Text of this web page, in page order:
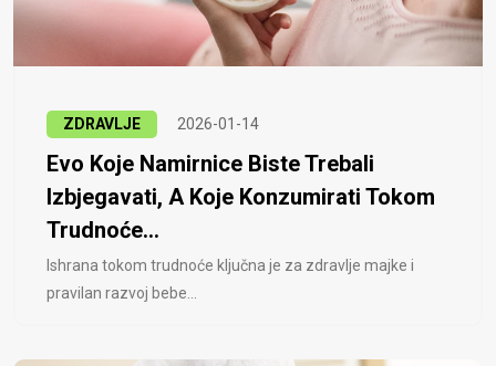
ZDRAVLJE 2026-01-14
Evo Koje Namirnice Biste Trebali
Izbjegavati, A Koje Konzumirati Tokom
Trudnoće...
Ishrana tokom trudnoće ključna je za zdravlje majke i
pravilan razvoj bebe...